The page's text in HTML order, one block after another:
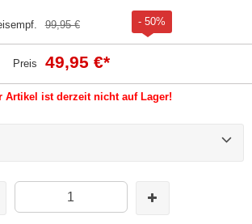
99,95 € - 50%
Preis 49,95 €*
Artikel ist derzeit nicht auf Lager!